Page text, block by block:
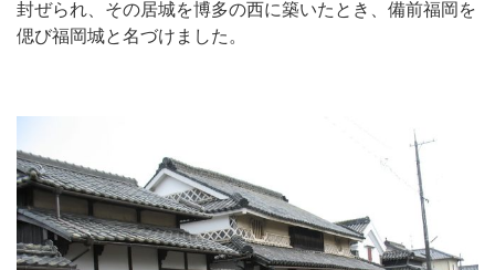
封ぜられ、その居城を博多の西に築いたとき、備前福岡を
偲び福岡城と名づけました。